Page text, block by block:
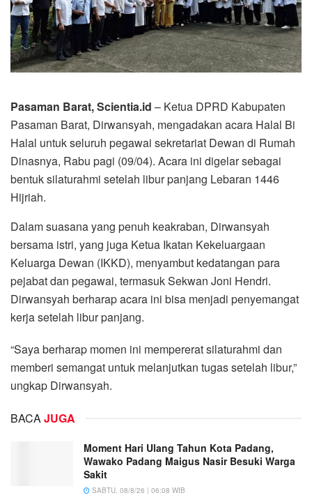
Pasaman Barat, Scientia.id – Ketua DPRD Kabupaten
Pasaman Barat, Dirwansyah, mengadakan acara Halal Bi
Halal untuk seluruh pegawai sekretariat Dewan di Rumah
Dinasnya, Rabu pagi (09/04). Acara ini digelar sebagai
bentuk silaturahmi setelah libur panjang Lebaran 1446
Hijriah.
Dalam suasana yang penuh keakraban, Dirwansyah
bersama istri, yang juga Ketua Ikatan Kekeluargaan
Keluarga Dewan (IKKD), menyambut kedatangan para
pejabat dan pegawai, termasuk Sekwan Joni Hendri.
Dirwansyah berharap acara ini bisa menjadi penyemangat
kerja setelah libur panjang.
“Saya berharap momen ini mempererat silaturahmi dan
memberi semangat untuk melanjutkan tugas setelah libur,”
ungkap Dirwansyah.
BACAJUGA
Moment Hari Ulang Tahun Kota Padang,
Wawako Padang Maigus Nasir Besuki Warga
Sakit
SABTU, 08/8/26 | 06:08 WIB